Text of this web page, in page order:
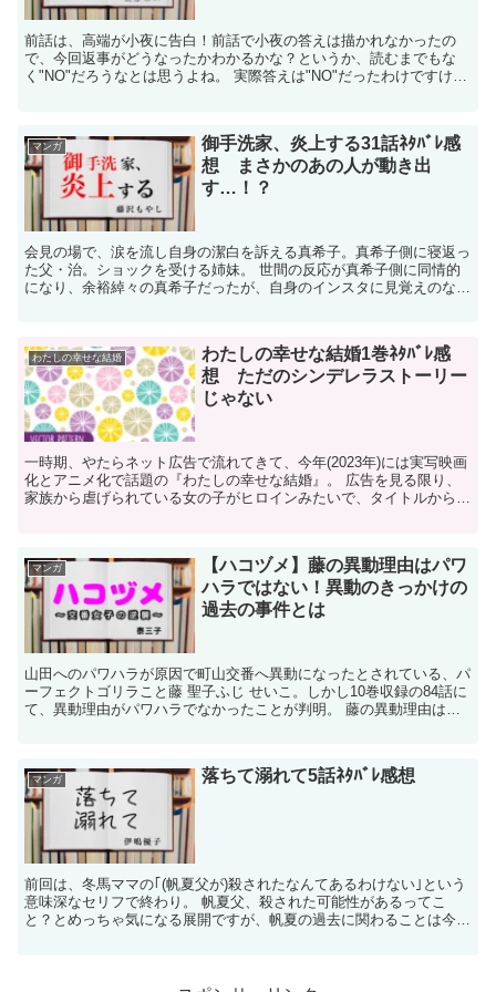
前話は、高端が小夜に告白！前話で小夜の答えは描かれなかったの
で、今回返事がどうなったかわかるかな？というか、読むまでもな
く"NO"だろうなとは思うよね。 実際答えは"NO"だったわけですけ
マンガ
御手洗家、炎上する31話ﾈﾀﾊﾞﾚ感
想 まさかのあの人が動き出
す…！？
会見の場で、涙を流し自身の潔白を訴える真希子。真希子側に寝返っ
た父・治。ショックを受ける姉妹。 世間の反応が真希子側に同情的
になり、余裕綽々の真希子だったが、自身のインスタに見覚えのない
わたしの幸せな結婚
わたしの幸せな結婚1巻ﾈﾀﾊﾞﾚ感
想 ただのシンデレラストーリー
じゃない
一時期、やたらネット広告で流れてきて、今年(2023年)には実写映画
化とアニメ化で話題の『わたしの幸せな結婚』。 広告を見る限り、
家族から虐げられている女の子がヒロインみたいで、タイトルからし
マンガ
【ハコヅメ】藤の異動理由はパワ
ハラではない！異動のきっかけの
過去の事件とは
山田へのパワハラが原因で町山交番へ異動になったとされている、パ
ーフェクトゴリラこと藤 聖子ふじ せいこ。しかし10巻収録の84話に
て、異動理由がパワハラでなかったことが判明。 藤の異動理由はパ
マンガ 落ちて溺れて5話ﾈﾀﾊﾞﾚ感想
前回は、冬馬ママの｢(帆夏父が)殺されたなんてあるわけない｣という
意味深なセリフで終わり。 帆夏父、殺された可能性があるってこ
と？とめっちゃ気になる展開ですが、帆夏の過去に関わることは今回